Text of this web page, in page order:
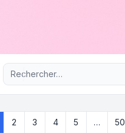
Recherche avancée
sur50
2 3 4 5 … 50